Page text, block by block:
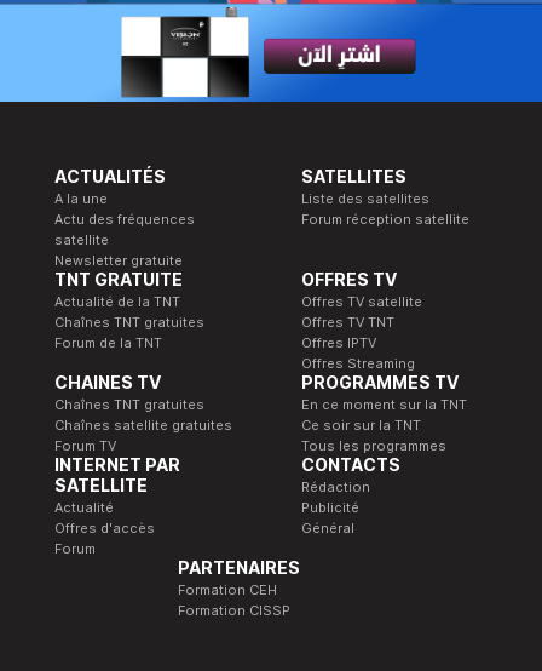
ACTUALITÉS
A la une
Actu des fréquences
satellite
Newsletter gratuite
SATELLITES
Liste des satellites
Forum réception satellite
TNT GRATUITE
Actualité de la TNT
Chaînes TNT gratuites
Forum de la TNT
OFFRES TV
Offres TV satellite
Offres TV TNT
Offres IPTV
Offres Streaming
CHAINES TV
Chaînes TNT gratuites
Chaînes satellite gratuites
Forum TV
PROGRAMMES TV
En ce moment sur la TNT
Ce soir sur la TNT
Tous les programmes
INTERNET PAR
SATELLITE
Actualité
Offres d'accès
Forum
CONTACTS
Rédaction
Publicité
Général
PARTENAIRES
Formation CEH
Formation CISSP